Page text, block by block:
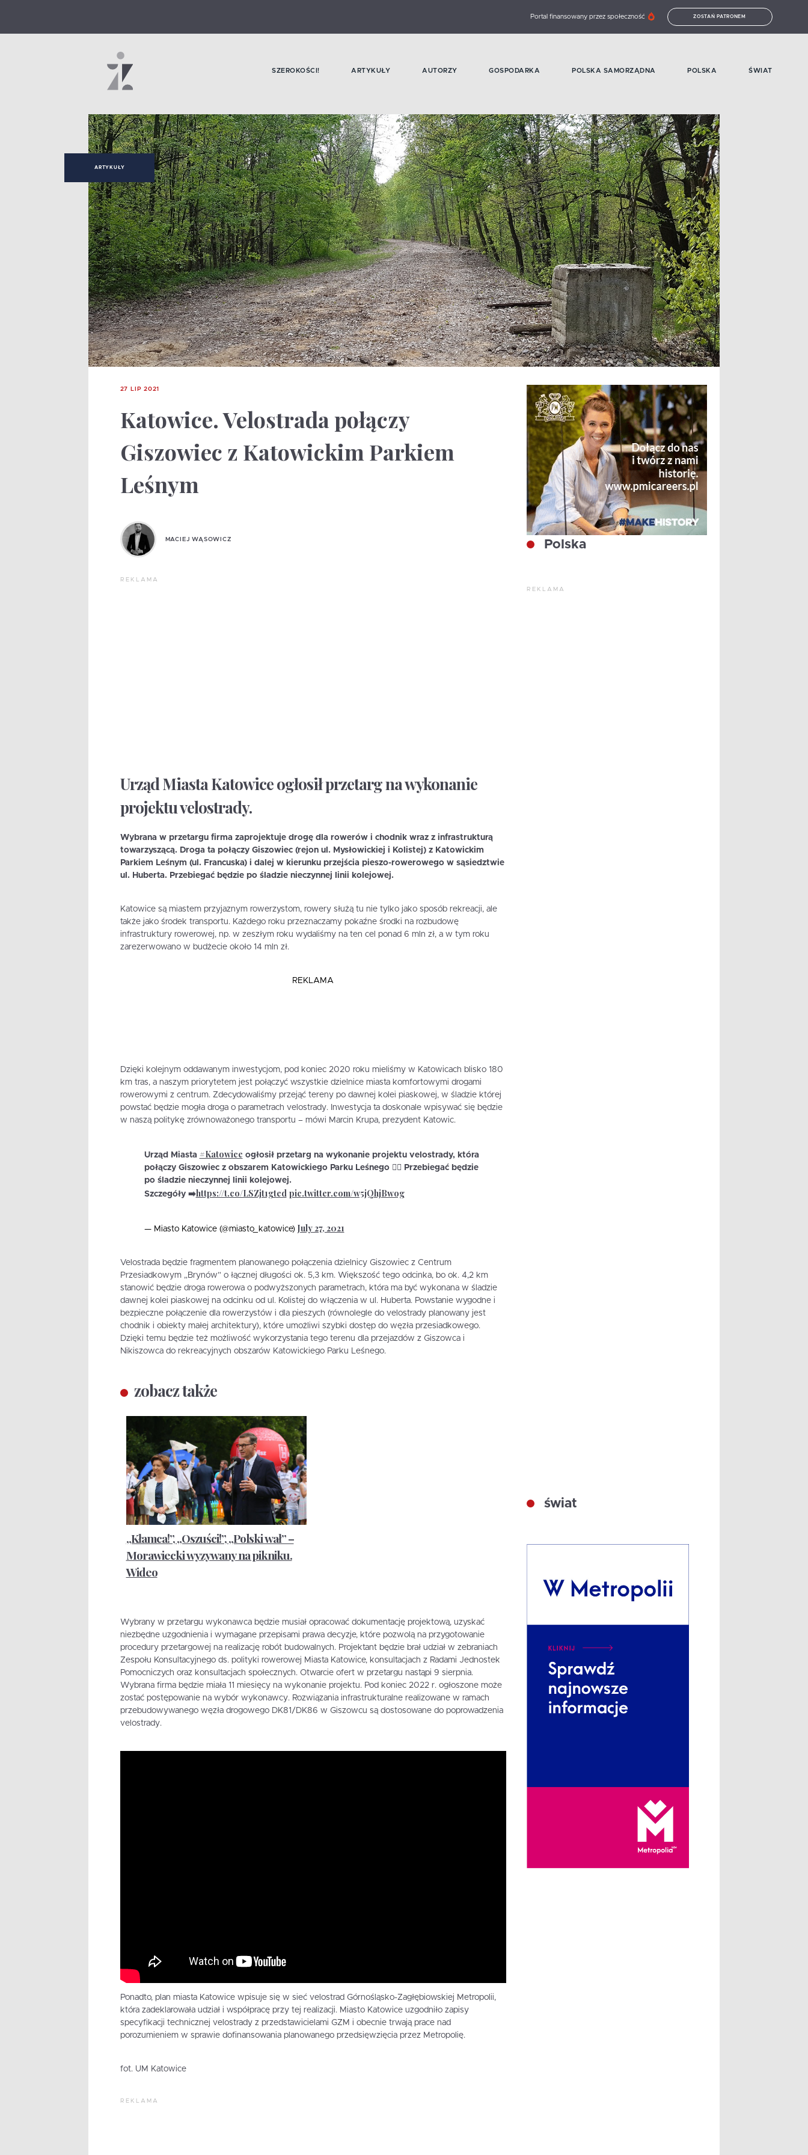
Portal finansowany przez społeczność ZOSTAŃ PATRONEM
SZEROKOŚCI! ARTYKUŁY AUTORZY GOSPODARKA POLSKA SAMORZĄDNA POLSKA ŚWIAT
ARTYKUŁY
27 LIP 2021
Katowice. Velostrada połączy
Giszowiec z Katowickim Parkiem
Leśnym
MACIEJ WĄSOWICZ
REKLAMA
Urząd Miasta Katowice ogłosił przetarg na wykonanie
projektu velostrady.
Wybrana w przetargu firma zaprojektuje drogę dla rowerów i chodnik wraz z infrastrukturą
towarzyszącą. Droga ta połączy Giszowiec (rejon ul. Mysłowickiej i Kolistej) z Katowickim
Parkiem Leśnym (ul. Francuska) i dalej w kierunku przejścia pieszo-rowerowego w sąsiedztwie
ul. Huberta. Przebiegać będzie po śladzie nieczynnej linii kolejowej.
Katowice są miastem przyjaznym rowerzystom, rowery służą tu nie tylko jako sposób rekreacji, ale
także jako środek transportu. Każdego roku przeznaczamy pokaźne środki na rozbudowę
infrastruktury rowerowej, np. w zeszłym roku wydaliśmy na ten cel ponad 6 mln zł, a w tym roku
zarezerwowano w budżecie około 14 mln zł.
REKLAMA
Dzięki kolejnym oddawanym inwestycjom, pod koniec 2020 roku mieliśmy w Katowicach blisko 180
km tras, a naszym priorytetem jest połączyć wszystkie dzielnice miasta komfortowymi drogami
rowerowymi z centrum. Zdecydowaliśmy przejąć tereny po dawnej kolei piaskowej, w śladzie której
powstać będzie mogła droga o parametrach velostrady. Inwestycja ta doskonale wpisywać się będzie
w naszą politykę zrównoważonego transportu – mówi Marcin Krupa, prezydent Katowic.
Urząd Miasta #Katowice ogłosił przetarg na wykonanie projektu velostrady, która
połączy Giszowiec z obszarem Katowickiego Parku Leśnego 🚵‍♂️ Przebiegać będzie
po śladzie nieczynnej linii kolejowej.
Szczegóły ➡️https://t.co/LSZjt1gted pic.twitter.com/w5jQhjBwog
— Miasto Katowice (@miasto_katowice) July 27, 2021
Velostrada będzie fragmentem planowanego połączenia dzielnicy Giszowiec z Centrum
Przesiadkowym „Brynów” o łącznej długości ok. 5,3 km. Większość tego odcinka, bo ok. 4,2 km
stanowić będzie droga rowerowa o podwyższonych parametrach, która ma być wykonana w śladzie
dawnej kolei piaskowej na odcinku od ul. Kolistej do włączenia w ul. Huberta. Powstanie wygodne i
bezpieczne połączenie dla rowerzystów i dla pieszych (równolegle do velostrady planowany jest
chodnik i obiekty małej architektury), które umożliwi szybki dostęp do węzła przesiadkowego.
Dzięki temu będzie też możliwość wykorzystania tego terenu dla przejazdów z Giszowca i
Nikiszowca do rekreacyjnych obszarów Katowickiego Parku Leśnego.
zobacz także
„Kłamca!”, „Oszuści!”, „Polski wał” –
Morawiecki wyzywany na pikniku.
Wideo
Wybrany w przetargu wykonawca będzie musiał opracować dokumentację projektową, uzyskać
niezbędne uzgodnienia i wymagane przepisami prawa decyzje, które pozwolą na przygotowanie
procedury przetargowej na realizację robót budowalnych. Projektant będzie brał udział w zebraniach
Zespołu Konsultacyjnego ds. polityki rowerowej Miasta Katowice, konsultacjach z Radami Jednostek
Pomocniczych oraz konsultacjach społecznych. Otwarcie ofert w przetargu nastąpi 9 sierpnia.
Wybrana firma będzie miała 11 miesięcy na wykonanie projektu. Pod koniec 2022 r. ogłoszone może
zostać postępowanie na wybór wykonawcy. Rozwiązania infrastrukturalne realizowane w ramach
przebudowywanego węzła drogowego DK81/DK86 w Giszowcu są dostosowane do poprowadzenia
velostrady.
Ponadto, plan miasta Katowice wpisuje się w sieć velostrad Górnośląsko-Zagłębiowskiej Metropolii,
która zadeklarowała udział i współpracę przy tej realizacji. Miasto Katowice uzgodniło zapisy
specyfikacji technicznej velostrady z przedstawicielami GZM i obecnie trwają prace nad
porozumieniem w sprawie dofinansowania planowanego przedsięwzięcia przez Metropolię.
fot. UM Katowice
REKLAMA
Polska
REKLAMA
świat